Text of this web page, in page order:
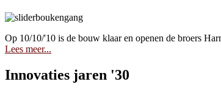
Op 10/10/'10 is de bouw klaar en openen de broers
Lees meer...
Innovaties jaren '30